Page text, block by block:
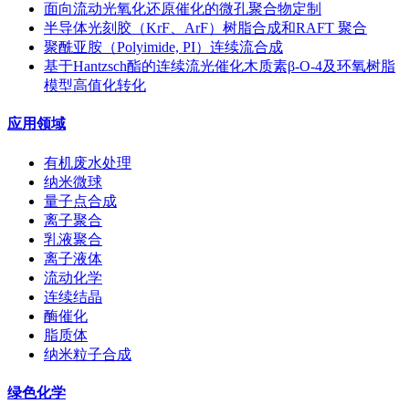
面向流动光氧化还原催化的微孔聚合物定制
半导体光刻胶（KrF、ArF）树脂合成和RAFT 聚合
聚酰亚胺（Polyimide, PI）连续流合成
基于Hantzsch酯的连续流光催化木质素β-O-4及环氧树脂
模型高值化转化
应用领域
有机废水处理
纳米微球
量子点合成
离子聚合
乳液聚合
离子液体
流动化学
连续结晶
酶催化
脂质体
纳米粒子合成
绿色化学